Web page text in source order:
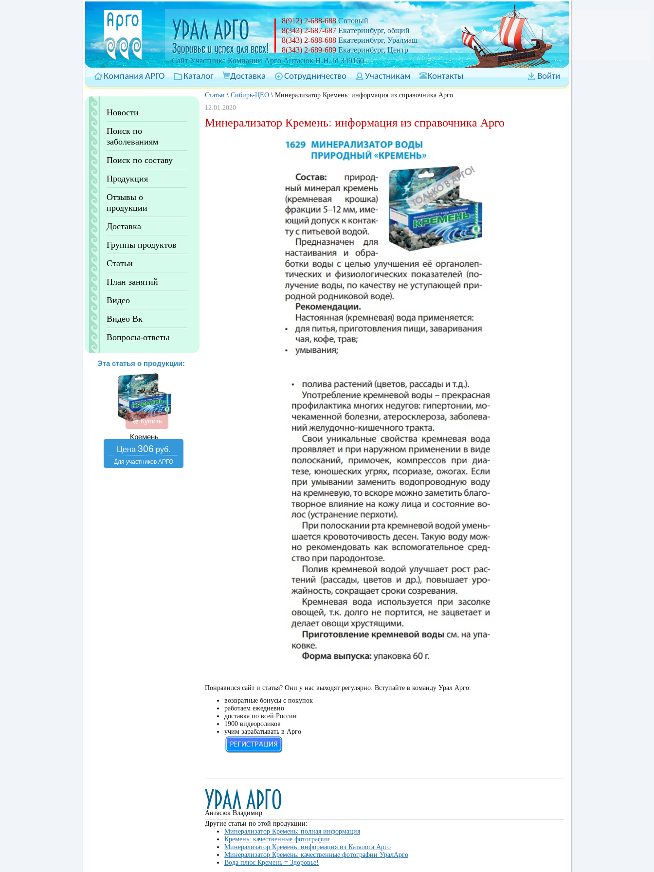
Cайт Участника Компании Арго Антасюк Н.Н. id 349160
8(912) 2-688-688Сотовый
8(343) 2-687-687 Екатеринбург, общий
8(343) 2-688-688 Екатеринбург, Уралмаш
8(343) 2-689-689 Екатеринбург, Центр
Компания АРГО Каталог Доставка Сотрудничество Участникам Контакты Войти
Новости
Поиск по
заболеваниям
Поиск по составу
Продукция
Отзывы о
продукции
Доставка
Группы продуктов
Статьи
План занятий
Видео
Видео Вк
Вопросы-ответы
Эта статья о продукции:
Купить
Кремень
306
Статьи \ Сибирь-ЦЕО \ Минерализатор Кремень: информация из справочника Арго
12.01.2020
Минерализатор Кремень: информация из справочника Арго
Понравился сайт и статья? Они у нас выходят регулярно. Вступайте в команду Урал Арго:
возвратные бонусы с покупок
работаем ежедневно
доставка по всей России
1900 видеороликов
учим зарабатывать в Арго
Антасюк Владимир
Другие статьи по этой продукции:
Минерализатор Кремень: полная информация
Кремень: качественные фотографии
Минерализатор Кремень: информация из Каталога Арго
Минерализатор Кремень: качественные фотографии УралАрго
Вода плюс Кремень = Здоровье!